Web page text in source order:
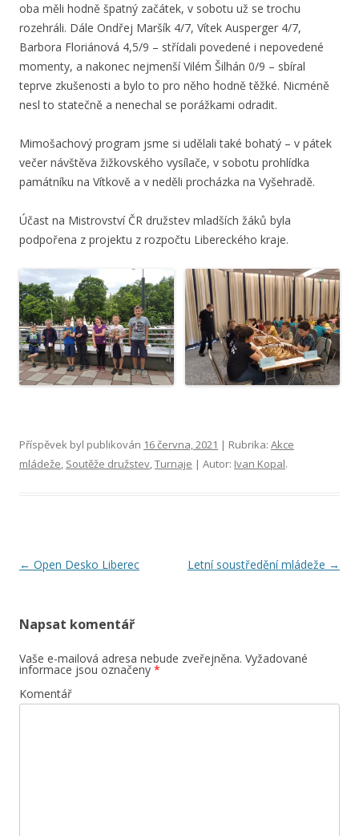
oba měli hodně špatný začátek, v sobotu už se trochu
rozehráli. Dále Ondřej Maršík 4/7, Vítek Ausperger 4/7,
Barbora Floriánová 4,5/9 – střídali povedené i nepovedené
momenty, a nakonec nejmenší Vilém Šilhán 0/9 – sbíral
teprve zkušenosti a bylo to pro něho hodně těžké. Nicméně
nesl to statečně a nenechal se porážkami odradit.
Mimošachový program jsme si udělali také bohatý – v pátek
večer návštěva žižkovského vysílače, v sobotu prohlídka
památníku na Vítkově a v neděli procházka na Vyšehradě.
Účast na Mistrovství ČR družstev mladších žáků byla
podpořena z projektu z rozpočtu Libereckého kraje.
Příspěvek byl publikován 16 června, 2021 | Rubrika: Akce
mládeže Soutěže družstev Turnaje | Autor: Ivan Kopal.
Navigace
← Open Desko Liberec Letní soustředění mládeže →
Napsat komentář
Vaše e-mailová adresa nebude zveřejněna. Vyžadované
informace jsou označeny *
Komentář